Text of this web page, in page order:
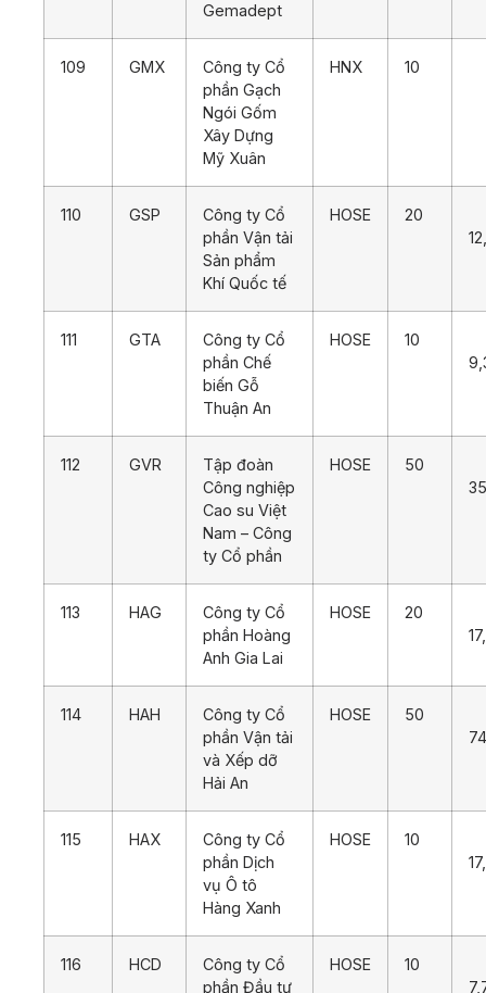
Gemadept
109 GMX
Công ty Cổ
phần Gạch
Ngói Gốm
Xây Dựng
Mỹ Xuân
HNX 10
110 GSP
Công ty Cổ
phần Vận tải
Sản phẩm
Khí Quốc tế
HOSE
20
111 GTA
Công ty Cổ
phần Chế
biến Gỗ
Thuận An
HOSE
10
112 GVR
Tập đoàn
Công nghiệp
Cao su Việt
Nam – Công
ty Cổ phần
HOSE
50
113 HAG
Công ty Cổ
phần Hoàng
Anh Gia Lai
HOSE
20
114 HAH
Công ty Cổ
phần Vận tải
và Xếp dỡ
Hải An
HOSE
50
115 HAX
Công ty Cổ
phần Dịch
vụ Ô tô
Hàng Xanh
HOSE
10
116 HCD
Công ty Cổ
phần Đầu tư
HOSE
10